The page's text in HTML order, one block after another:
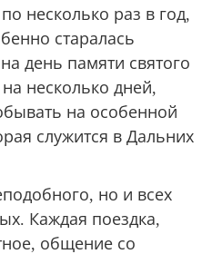
несколько раз в год,
старалась
день памяти святого
несколько дней,
на особенной
служится в Дальних
но и всех
Каждая поездка,
общение со